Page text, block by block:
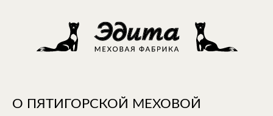
О ПЯТИГОРСКОЙ МЕХОВОЙ